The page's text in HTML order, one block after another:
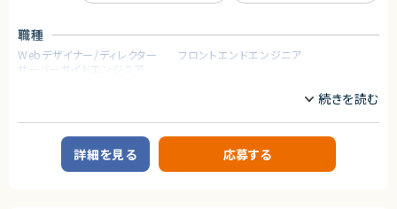
契約元
ョンです！
◎モバイルアプリに直結するUX演出に携われるため、アウトプットの影響範
囲が広いです！
◎仕様未確定段階から提案できるため、裁量を持って制作に関われます！
②ファン・コミュニティマーケティング
④AIやWEB３を含むマーケティング＆開発
◆募集背景
開発事業ではAI駆動開発という革新的なスキームを導入しているほか、社内
こうした取り組みの中で、当社のAI活用の知見や実践的な使い方を共有する
「AI活用セミナー事業」を新たに立ち上げました。
今回、このセミナーの講師としてご活躍いただける方を募集します。
職種
Webデザイナー/ディレクター
フロントエンドエンジニア
サーバーサイドエンジニア
■企業概要
建設分野における設計・シミュレーション支援を行う企業です。
■プロダクトやサービスの概要
・建設設計データを用いた環境シミュレーション業務
詳細を見る 応募する